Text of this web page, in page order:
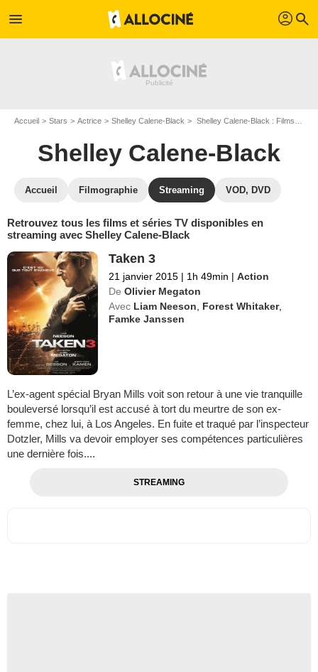
menu profil search
Accueil Stars Actrice Shelley Calene-Black Shelley Calene-Black : Films et séries online
Shelley Calene-Black
Accueil Filmographie Streaming VOD, DVD
Retrouvez tous les films et séries TV disponibles en
streaming avec Shelley Calene-Black
Taken 3
21 janvier 2015 | 1h 49min | Action
De Olivier Megaton
Avec Liam Neeson Forest Whitaker,
Famke Janssen
L’ex-agent spécial Bryan Mills voit son retour à une vie tranquille
bouleversé lorsqu’il est accusé à tort du meurtre de son ex-
femme, chez lui, à Los Angeles. En fuite et traqué par l’inspecteur
Dotzler, Mills va devoir employer ses compétences particulières
une dernière fois....
STREAMING